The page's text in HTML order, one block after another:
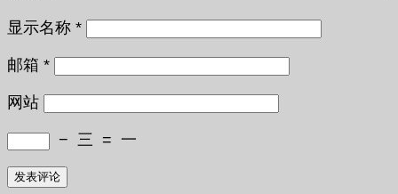
显示名称 *
邮箱 *
网站
− 三 = 一